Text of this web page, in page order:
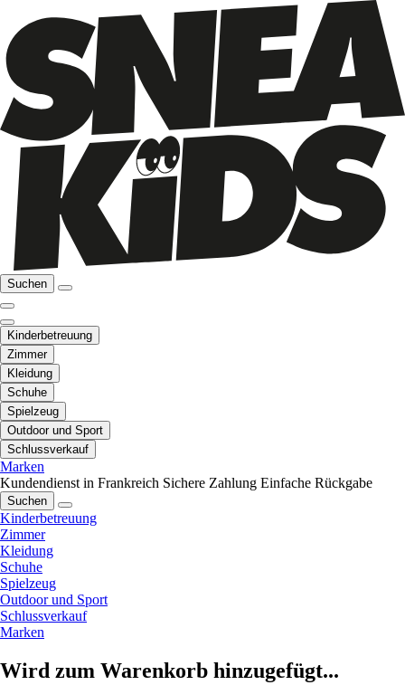
Suchen
Kinderbetreuung
Zimmer
Kleidung
Schuhe
Spielzeug
Outdoor und Sport
Schlussverkauf
Marken
Kundendienst in Frankreich Sichere Zahlung Einfache Rückgabe
Suchen
Kinderbetreuung
Zimmer
Kleidung
Schuhe
Spielzeug
Outdoor und Sport
Schlussverkauf
Marken
Wird zum Warenkorb hinzugefügt...